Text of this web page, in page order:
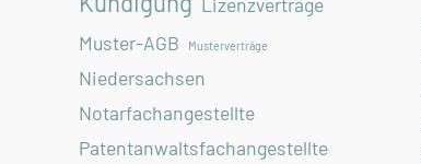
Muster-AGB
Musterverträge
Niedersachsen
Notarfachangestellte
Patentanwaltsfachangestellte